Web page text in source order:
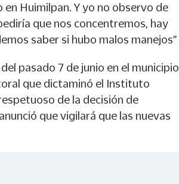
Huimilpan. Y yo no observo de
que nos concentremos, hay
saber si hubo malos manejos”
pasado 7 de junio en el municipio
que dictaminó el Instituto
de la decisión de
que vigilará que las nuevas